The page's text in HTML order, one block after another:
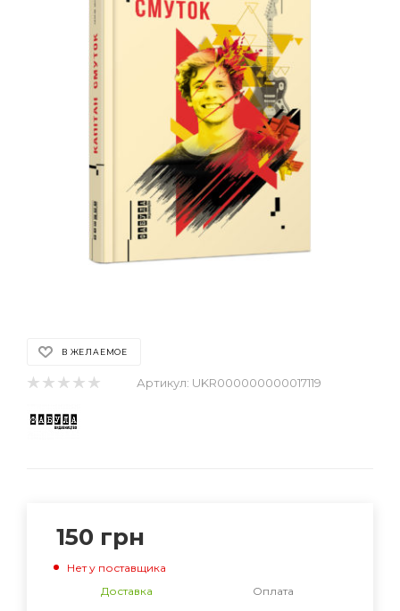
В ЖЕЛАЕМОЕ
Артикул: UKR000000000017119
150 грн
Нет у поставщика
Доставка
Оплата